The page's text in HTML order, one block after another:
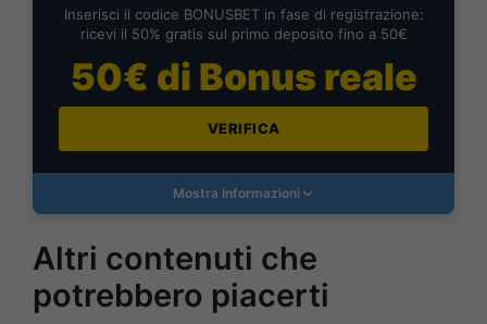
Inserisci il codice BONUSBET in fase di registrazione:
ricevi il 50% gratis sul primo deposito fino a 50€
50€ di Bonus reale
VERIFICA
Mostra Informazioni
Altri contenuti che
potrebbero piacerti